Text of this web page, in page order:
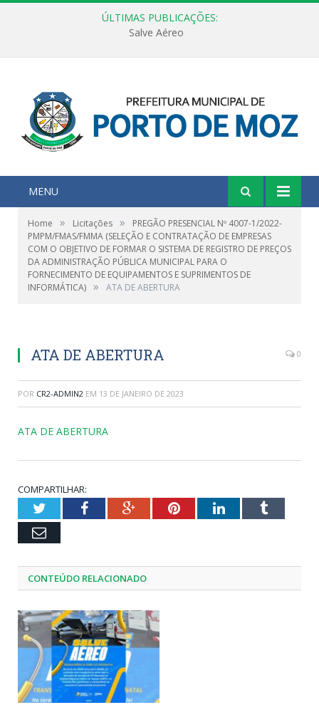
ÚLTIMAS PUBLICAÇÕES:
Salve Aéreo
MENU
Home » Licitações »
PREGÃO PRESENCIAL Nº 4007-1/2022-
PMPM/FMAS/FMMA (SELEÇÃO E CONTRATAÇÃO DE EMPRESAS
COM O OBJETIVO DE FORMAR O SISTEMA DE REGISTRO DE PREÇOS
DA ADMINISTRAÇÃO PÚBLICA MUNICIPAL PARA O
FORNECIMENTO DE EQUIPAMENTOS E SUPRIMENTOS DE
INFORMÁTICA) » ATA DE ABERTURA
ATA DE ABERTURA 0
POR CR2-ADMIN2 EM 13 DE JANEIRO DE 2023
ATA DE ABERTURA
COMPARTILHAR:
TwitterFacebookGoogle+PinterestLinkedInTumblr
Email
CONTEÚDO RELACIONADO